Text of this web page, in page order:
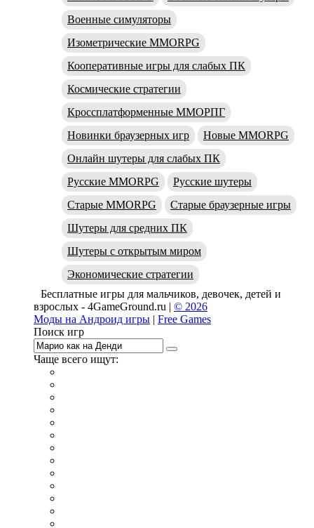
Военные симуляторы
Изометрические MMORPG
Кооперативные игры для слабых ПК
Космические стратегии
Кроссплатформенные ММОРПГ
Новинки браузерных игр
Новые MMORPG
Онлайн шутеры для слабых ПК
Русские MMORPG
Русские шутеры
Старые MMORPG
Старые браузерные игры
Шутеры для средних ПК
Шутеры с открытым миром
Экономические стратегии
Бесплатные игры для мальчиков, девочек, детей и
взрослых - 4GameGround.ru | © 2026
Моды на Андроид игры | Free Games
Поиск игр
Чаще всего ищут: